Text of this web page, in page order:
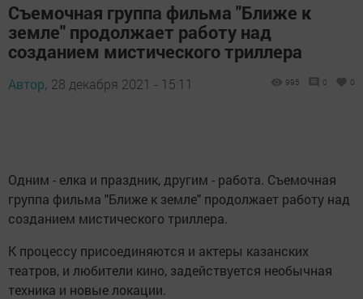
Съемочная группа фильма "Ближе к
земле" продолжает работу над
созданием мистического триллера
Автор, 28 декабря 2021 - 15:11 995 0 0
Одним - елка и праздник, другим - работа. Съемочная
группа фильма "Ближе к земле" продолжает работу над
созданием мистического триллера.
К процессу присоединяются и актеры казанских
театров, и любители кино, задействуется необычная
техника и новые локации.